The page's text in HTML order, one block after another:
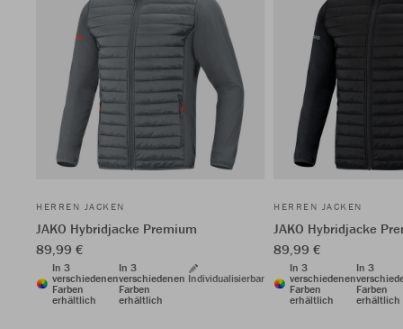
HERREN JACKEN
JAKO Hybridjacke Premium
89,99 €
In 3
verschiedenen
Farben
erhältlich
In 3
verschiedenen
Farben
erhältlich
Individualisierbar
HERREN JACKEN
JAKO Hybridjacke
89,99 €
In 3
verschiedenen
Farben
erhältlich
In 3
Farben
erhältlich